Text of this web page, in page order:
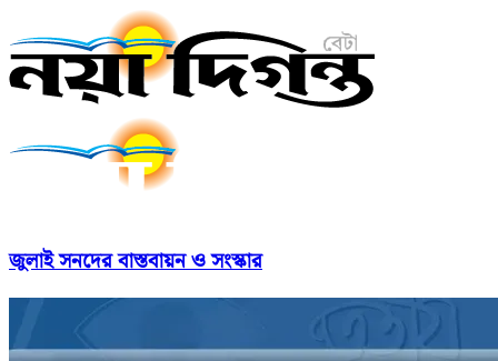
জুলাই সনদের বাস্তবায়ন ও সংস্কার